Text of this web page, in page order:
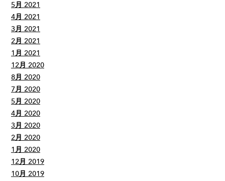
5月 2021
4月 2021
3月 2021
2月 2021
1月 2021
12月 2020
8月 2020
7月 2020
5月 2020
4月 2020
3月 2020
2月 2020
1月 2020
12月 2019
10月 2019